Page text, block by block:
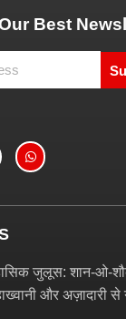
Best
जुलूस: शान-ओ-
और